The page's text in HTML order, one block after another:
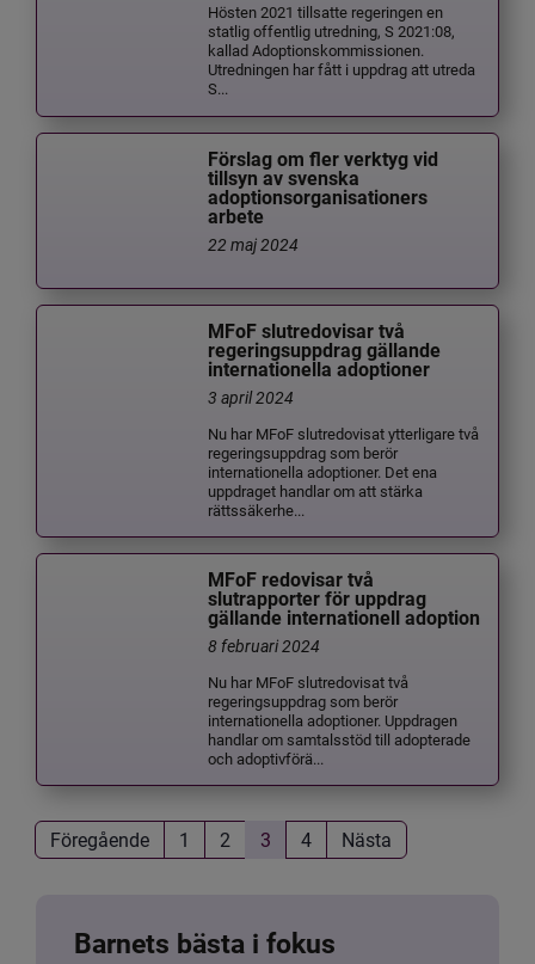
Hösten 2021 tillsatte regeringen en
statlig offentlig utredning, S 2021:08,
kallad Adoptionskommissionen.
Utredningen har fått i uppdrag att utreda
S...
Förslag om fler verktyg vid
tillsyn av svenska
adoptionsorganisationers
arbete
22 maj 2024
MFoF slutredovisar två
regeringsuppdrag gällande
internationella adoptioner
3 april 2024
Nu har MFoF slutredovisat ytterligare två
regeringsuppdrag som berör
internationella adoptioner. Det ena
uppdraget handlar om att stärka
rättssäkerhe...
MFoF redovisar två
slutrapporter för uppdrag
gällande internationell adoption
8 februari 2024
Nu har MFoF slutredovisat två
regeringsuppdrag som berör
internationella adoptioner. Uppdragen
handlar om samtalsstöd till adopterade
och adoptivförä...
Föregående 1 2 3 4 Nästa
Barnets bästa i fokus